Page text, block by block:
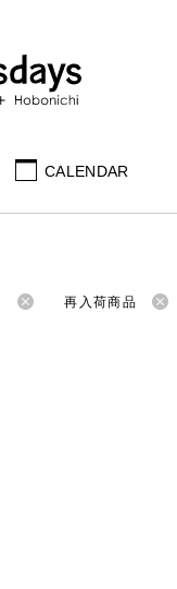
CALENDAR
再入荷商品